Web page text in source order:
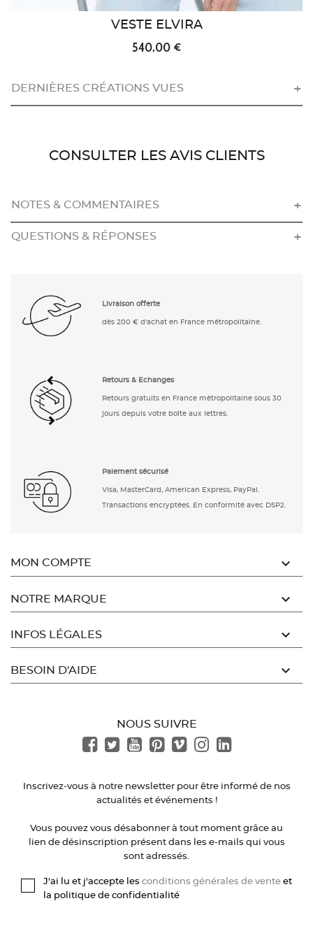
VESTE ELVIRA
540,00 €
DERNIÈRES CRÉATIONS VUES
CONSULTER LES AVIS CLIENTS
NOTES & COMMENTAIRES
QUESTIONS & RÉPONSES
Livraison offerte
dès 200 € d'achat en France métropolitaine.
Retours & Echanges
Retours gratuits en France métropolitaine sous 30
jours depuis votre boîte aux lettres.
Paiement sécurisé
Visa, MasterCard, American Express, PayPal.
Transactions encryptées. En conformité avec DSP2.
MON COMPTE 
NOTRE MARQUE 
INFOS LÉGALES 
BESOIN D'AIDE 
NOUS SUIVRE
Inscrivez-vous à notre newsletter pour être informé de nos
actualités et événements !
Vous pouvez vous désabonner à tout moment grâce au
lien de désinscription présent dans les e-mails qui vous
sont adressés.
J'ai lu et j'accepte les conditions générales de vente et
la politique de confidentialité